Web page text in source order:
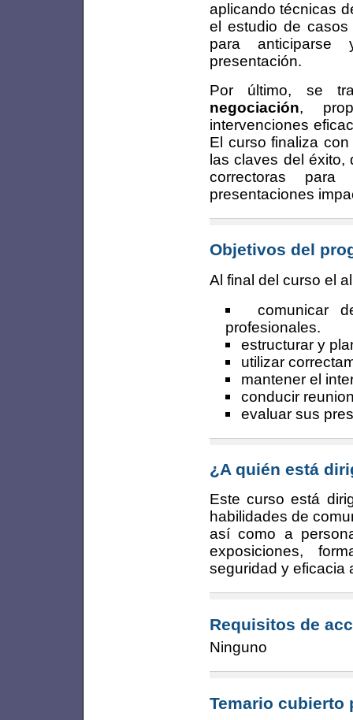
aplicando técnicas
el estudio de
para anticiparse
presentación.
Por último, se
negociación,
intervenciones
El curso finaliza
las claves del éxito,
correctoras
presentaciones
Objetivos del
Al final del curso el
comunicar
profesionales.
estructurar y
utilizar
mantener el
conducir
evaluar sus
¿A quién está
Este curso está
habilidades de
así como a
exposiciones,
seguridad y eficacia
Requisitos de
Ninguno
Temario cubierto